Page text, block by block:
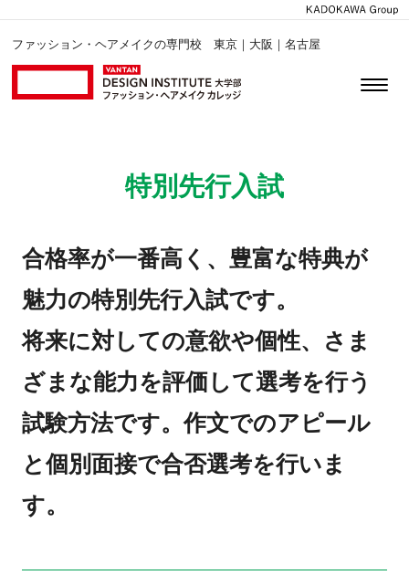
ファッション・ヘアメイクの専門校 東京｜大阪｜名古屋
特別先行入試
合格率が一番高く、豊富な特典が
魅力の特別先行入試です。
将来に対しての意欲や個性、さま
ざまな能力を評価して選考を行う
試験方法です。作文でのアピール
と個別面接で合否選考を行いま
す。